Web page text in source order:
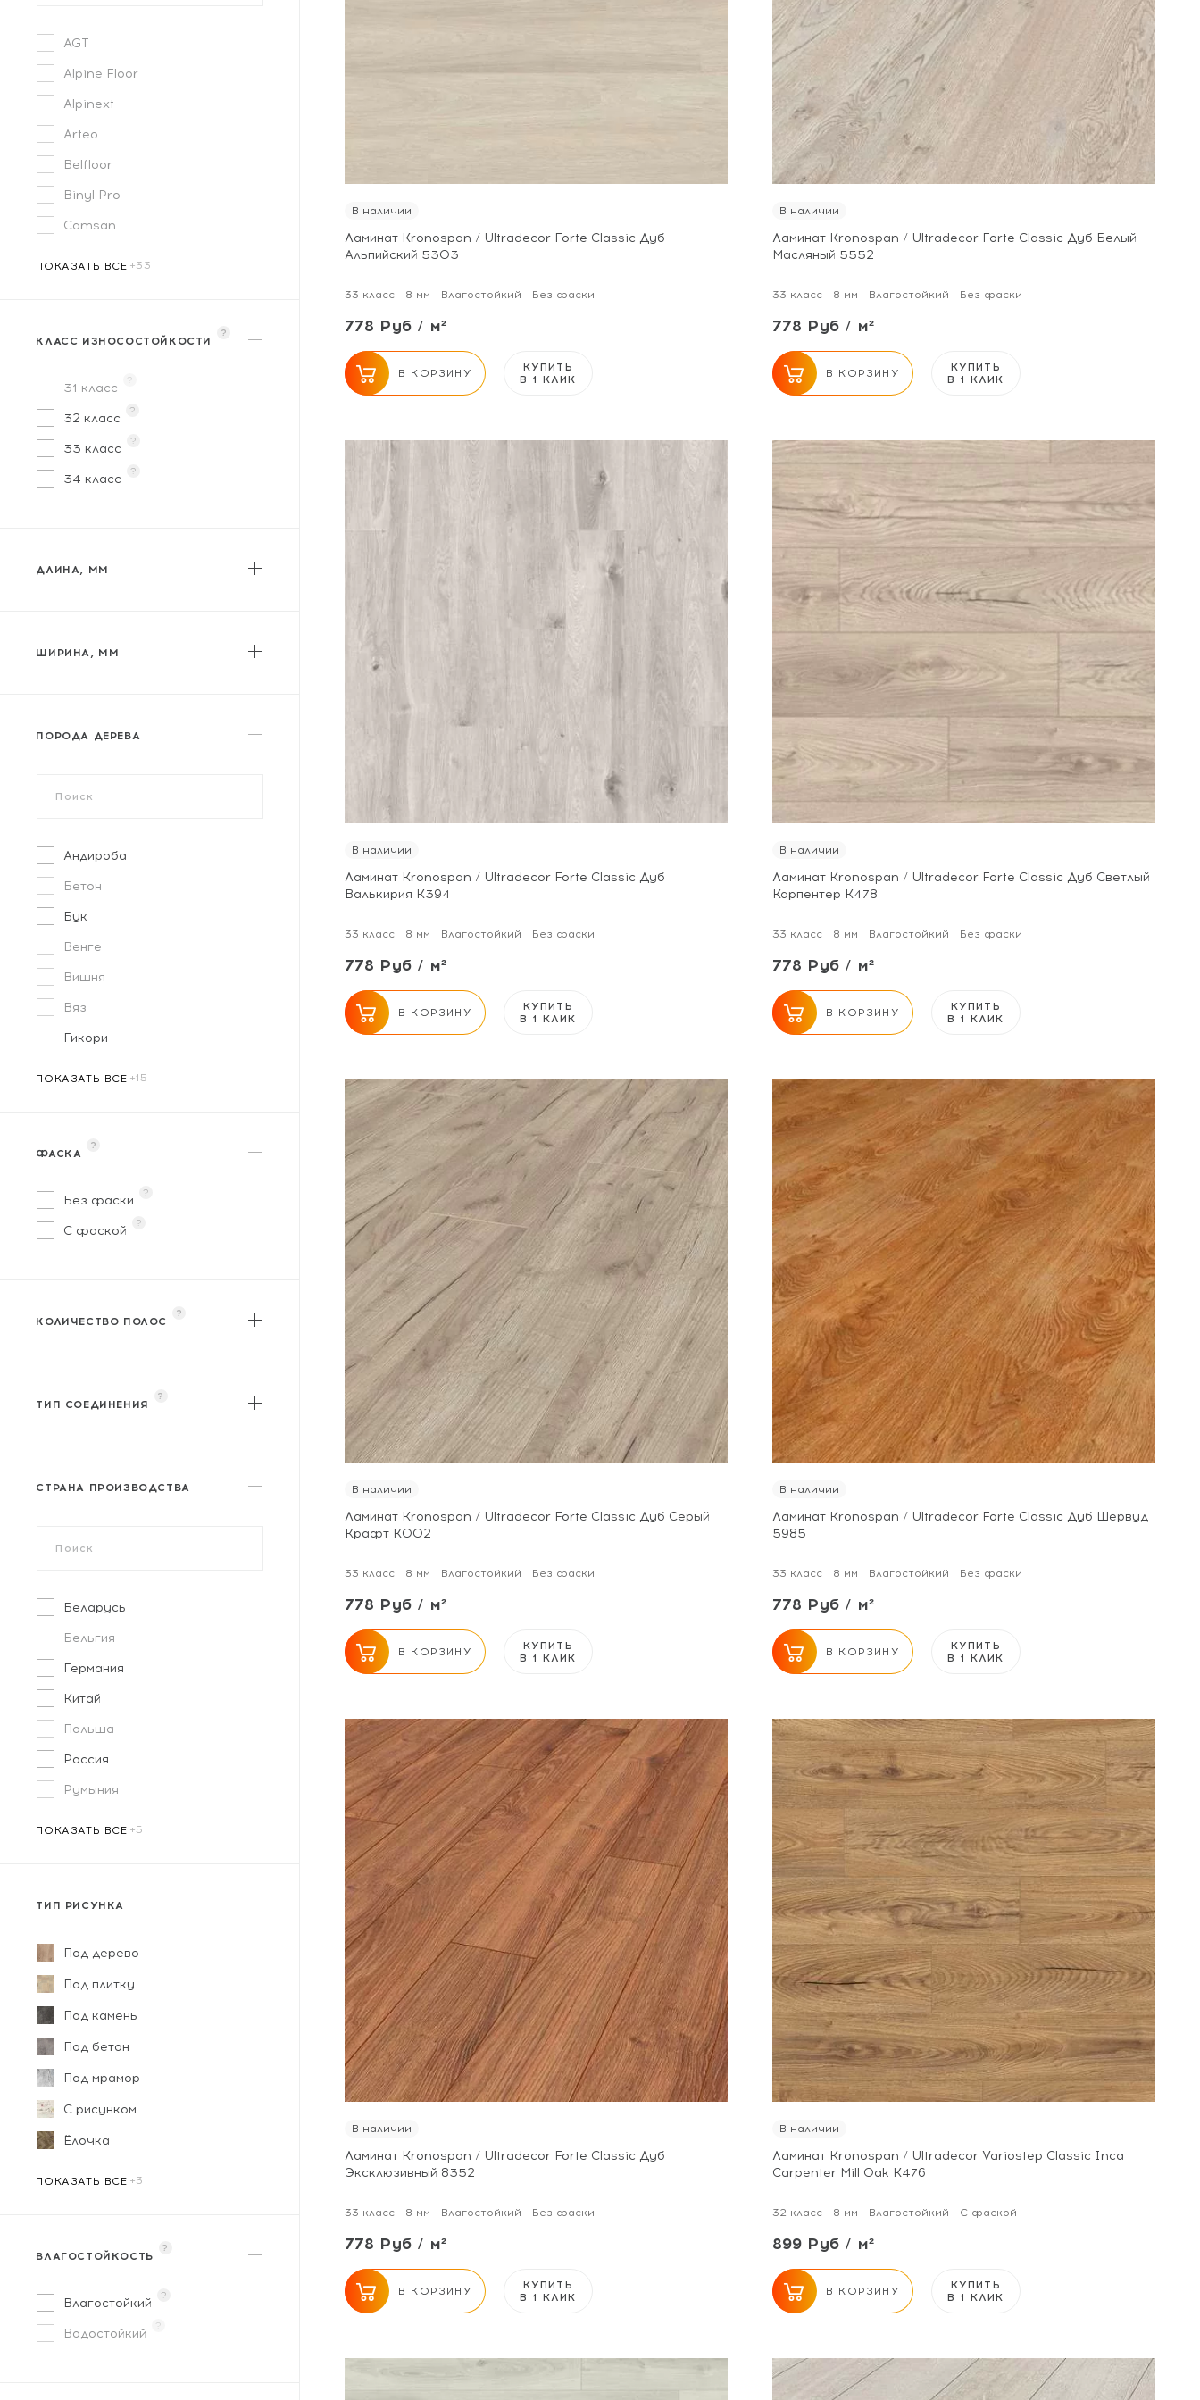
AGT
Alpine Floor
Alpinext
Arteo
Belfloor
Binyl Pro
Camsan
ПОКАЗАТЬ ВСЕ
КЛАСС ИЗНОСОСТОЙКОСТИ
?
31 класс
?
32 класс
?
33 класс
?
34 класс
?
ДЛИНА, ММ
ШИРИНА, ММ
ПОРОДА ДЕРЕВА
Андироба
Бетон
Бук
Венге
Вишня
Вяз
Гикори
ПОКАЗАТЬ ВСЕ
ФАСКА
?
Без фаски
?
С фаской
?
КОЛИЧЕСТВО ПОЛОС
?
Трехполосный
ТИП СОЕДИНЕНИЯ
?
СТРАНА ПРОИЗВОДСТВА
Беларусь
Бельгия
Германия
Китай
Польша
Россия
Румыния
ПОКАЗАТЬ ВСЕ
ТИП РИСУНКА
Под дерево
Под плитку
Под камень
Под бетон
Под мрамор
С рисунком
Ёлочка
ПОКАЗАТЬ ВСЕ
ВЛАГОСТОЙКОСТЬ
?
Влагостойкий
?
Водостойкий
?
В наличии
Ламинат Kronospan / Ultradecor Forte Classic Дуб
Альпийский 5303
33 класс 8 мм Влагостойкий Без фаски
778 Руб / м²
В КОРЗИНУ
КУПИТЬ
В 1 КЛИК
В наличии
Ламинат Kronospan / Ultradecor Forte Classic Дуб Белый
Масляный 5552
33 класс 8 мм Влагостойкий Без фаски
778 Руб / м²
В КОРЗИНУ
КУПИТЬ
В 1 КЛИК
В наличии
Ламинат Kronospan / Ultradecor Forte Classic Дуб
Валькирия K394
33 класс 8 мм Влагостойкий Без фаски
778 Руб / м²
В КОРЗИНУ
КУПИТЬ
В 1 КЛИК
В наличии
Ламинат Kronospan / Ultradecor Forte Classic Дуб Светлый
Карпентер K478
33 класс 8 мм Влагостойкий Без фаски
778 Руб / м²
В КОРЗИНУ
КУПИТЬ
В 1 КЛИК
В наличии
Ламинат Kronospan / Ultradecor Forte Classic Дуб Серый
Крафт K002
33 класс 8 мм Влагостойкий Без фаски
778 Руб / м²
В КОРЗИНУ
КУПИТЬ
В 1 КЛИК
В наличии
Ламинат Kronospan / Ultradecor Forte Classic Дуб Шервуд
5985
33 класс 8 мм Влагостойкий Без фаски
778 Руб / м²
В КОРЗИНУ
КУПИТЬ
В 1 КЛИК
В наличии
Ламинат Kronospan / Ultradecor Forte Classic Дуб
Эксклюзивный 8352
33 класс 8 мм Влагостойкий Без фаски
778 Руб / м²
В КОРЗИНУ
КУПИТЬ
В 1 КЛИК
В наличии
Ламинат Kronospan / Ultradecor Variostep Classic Inca
Carpenter Mill Oak К476
32 класс 8 мм Влагостойкий С фаской
899 Руб / м²
В КОРЗИНУ
КУПИТЬ
В 1 КЛИК